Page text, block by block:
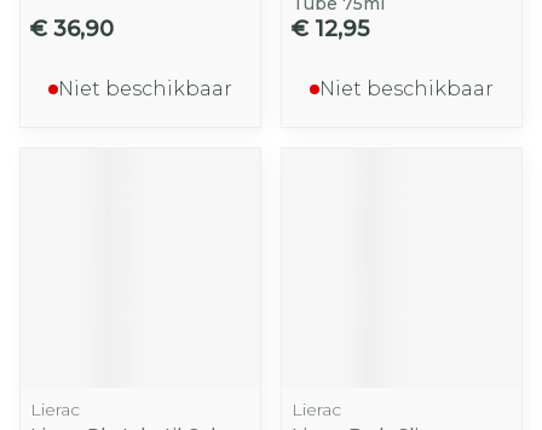
€ 36,90
Niet beschikbaar
€ 12,95
Niet beschikbaar
Lierac
Lierac